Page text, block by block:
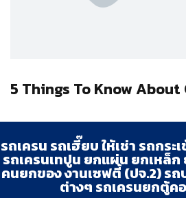
5 Things To Know About
รถเครน รถเฮี๊ยบ ให้เช่า รถกร
รถเครนเทปูน ยกแผ่น ยกเหล็ก
คนยกของ งานเซฟตี้ (ปจ.2) ร
ต่างๆ รถเครนยกตู้ค